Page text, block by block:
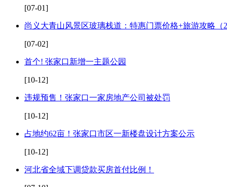
[07-01]
尚义大青山风景区玻璃栈道：特惠门票价格+旅游攻略（
[07-02]
首个! 张家口新增一主题公园
[10-12]
违规预售！张家口一家房地产公司被处罚
[10-12]
占地约62亩！张家口市区一新楼盘设计方案公示
[10-12]
河北省全域下调贷款买房首付比例！